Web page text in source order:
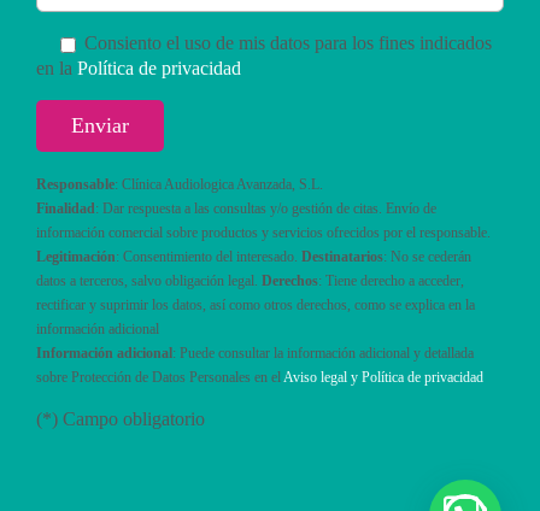
Consiento el uso de mis datos para los fines indicados
en la Política de privacidad
Responsable: Clínica Audiologica Avanzada, S.L.
Finalidad: Dar respuesta a las consultas y/o gestión de citas. Envío de
información comercial sobre productos y servicios ofrecidos por el responsable.
Legitimación: Consentimiento del interesado. Destinatarios: No se cederán
datos a terceros, salvo obligación legal. Derechos: Tiene derecho a acceder,
rectificar y suprimir los datos, así como otros derechos, como se explica en la
información adicional
Información adicional: Puede consultar la información adicional y detallada
sobre Protección de Datos Personales en el Aviso legal y Política de privacidad
(*) Campo obligatorio